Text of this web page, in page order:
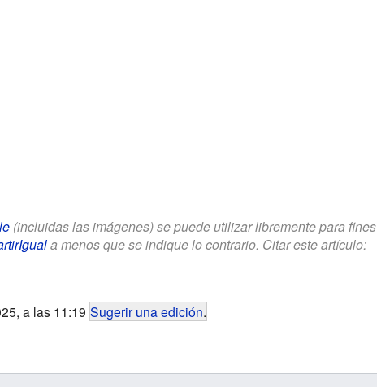
(incluidas las imágenes) se puede utilizar libremente para fines
a menos que se indique lo contrario. Citar este artículo:
a las 11:19 Sugerir una edición.